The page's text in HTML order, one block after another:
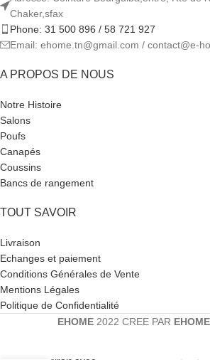
Chaker,sfax
Phone: 31 500 896 / 58 721 927
Email: ehome.tn@gmail.com / contact@e-
A PROPOS DE NOUS
Notre Histoire
Salons
Poufs
Canapés
Coussins
Bancs de rangement
TOUT SAVOIR
Livraison
Echanges et paiement
Conditions Générales de Vente
Mentions Légales
Politique de Confidentialité
EHOME 2022 CREE PAR EHOME